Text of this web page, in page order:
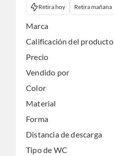
Retira hoy Retira mañana
Marca
Calificación del producto
Precio
Vendido por
Color
Material
Forma
Distancia de descarga
Tipo de WC